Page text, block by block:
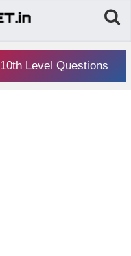
10th Level Questions